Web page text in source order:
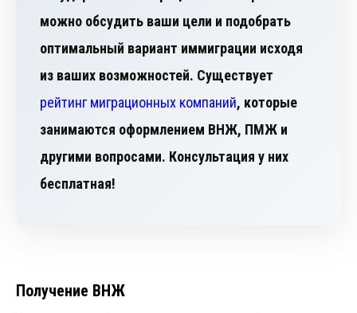
можно обсудить ваши цели и подобрать
оптимальный вариант иммиграции исходя
из ваших возможностей. Существует
рейтинг миграционных компаний, которые
занимаются оформлением ВНЖ, ПМЖ и
другими вопросами. Консультация у них
бесплатная!
Получение ВНЖ